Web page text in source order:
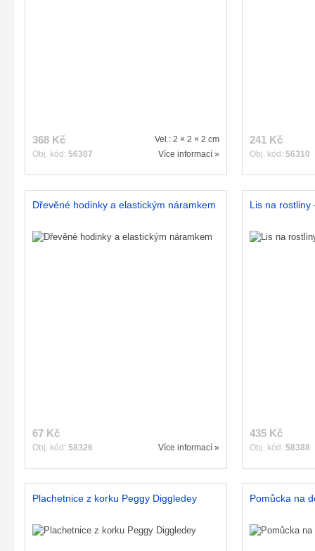
368 Kč
Obj. kód: 56307
Vel.: 2 × 2 × 2 cm
Více informací »
241 Kč
Obj. kód: 56310
Dřevěné hodinky a elastickým náramkem
67 Kč
Obj. kód: 58326 Více informací »
Lis na rostliny
435 Kč
Obj. kód: 58388
Plachetnice z korku Peggy Diggledey Pomůcka na